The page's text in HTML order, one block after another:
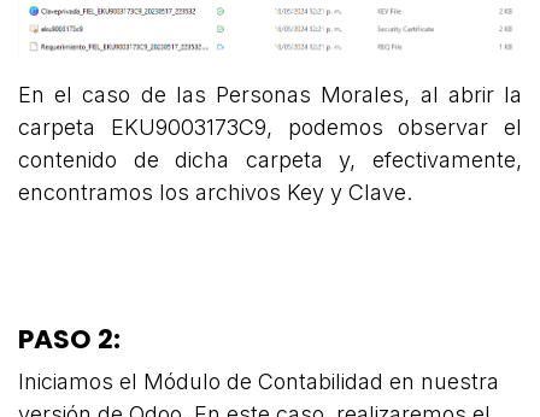
En el caso de las Personas Morales, al abrir la
carpeta EKU9003173C9, podemos observar el
contenido de dicha carpeta y, efectivamente,
encontramos los archivos Key y Clave.
PASO 2:
Iniciamos el Módulo de Contabilidad en nuestra